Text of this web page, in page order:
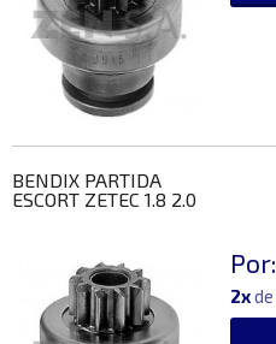
BENDIX PARTIDA
ESCORT ZETEC 1.8 2.0
Por:
2xde